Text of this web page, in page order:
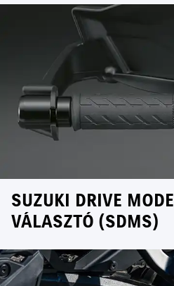
SUZUKI DRIVE MODE
VÁLASZTÓ (SDMS)